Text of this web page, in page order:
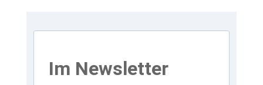
Im Newsletter